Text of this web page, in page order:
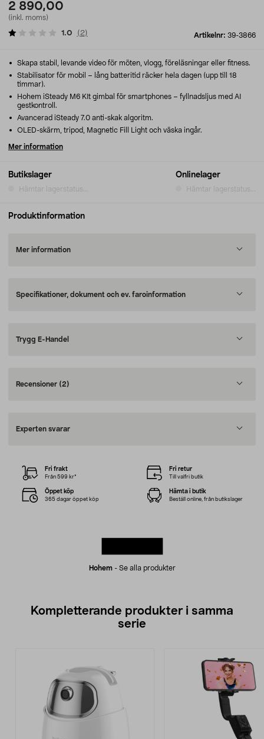
2 890,00
(inkl. moms)
Artikelnr: 39-3866
1.0 ( 2)
Butikslager
Hämtar lagerstatus...
Onlinelager
Hämtar lagerstatus...
Skapa stabil, levande video för möten, vlogg, föreläsningar eller fitness.
Stabilisator för mobil – lång batteritid räcker hela dagen (upp till 18
timmar).
Hohem iSteady M6 KIt gimbal för smartphones – fyllnadsljus med AI
gestkontroll.
Avancerad iSteady 7.0 anti-skak algoritm.
OLED-skärm, tripod, Magnetic Fill Light och väska ingår.
Mer information
Produktinformation
Mer information
Specifikationer, dokument och ev. faroinformation
Trygg E-Handel
Recensioner (2)
Experten svarar
Hohem- Se alla produkter
Fri frakt
Från 599 kr*
Fri retur
Till valfri butik
Öppet köp
365 dagar öppet köp
Hämta i butik
Beställ online, från butikslager
Kompletterande produkter i samma
serie